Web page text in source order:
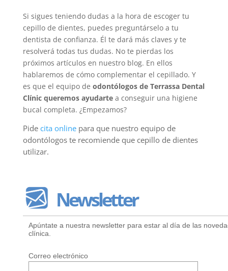
Si sigues teniendo dudas a la hora de escoger tu
cepillo de dientes, puedes preguntárselo a tu
dentista de confianza. Él te dará más claves y te
resolverá todas tus dudas. No te pierdas los
próximos artículos en nuestro blog. En ellos
hablaremos de cómo complementar el cepillado. Y
es que el equipo de odontólogos de Terrassa Dental
Clínic queremos ayudartea conseguir una higiene
bucal completa. ¿Empezamos?
Pidecita onlinepara que nuestro equipo de
odontólogos te recomiende que cepillo de dientes
utilizar.
Newsletter
Apúntate a nuestra newsletter para estar al día de las
clínica.
Correo electrónico